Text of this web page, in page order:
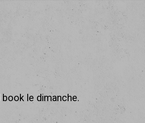
le dimanche.